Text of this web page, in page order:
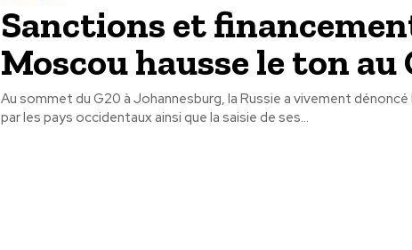
Sanctions et
Moscou hausse le ton au
Au sommet du G20 à Johannesburg, la Russie a vivement
par les pays occidentaux ainsi que la saisie de ses...